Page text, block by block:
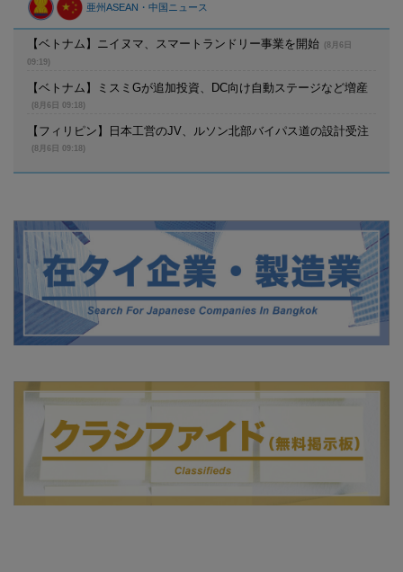
亜州ASEAN・中国ニュース
【ベトナム】ニイヌマ、スマートランドリー事業を開始
(8月6日
09:19)
【ベトナム】ミスミGが追加投資、DC向け自動ステージなど増産
(8月6日 09:18)
【フィリピン】日本工営のJV、ルソン北部バイパス道の設計受注
(8月6日 09:18)